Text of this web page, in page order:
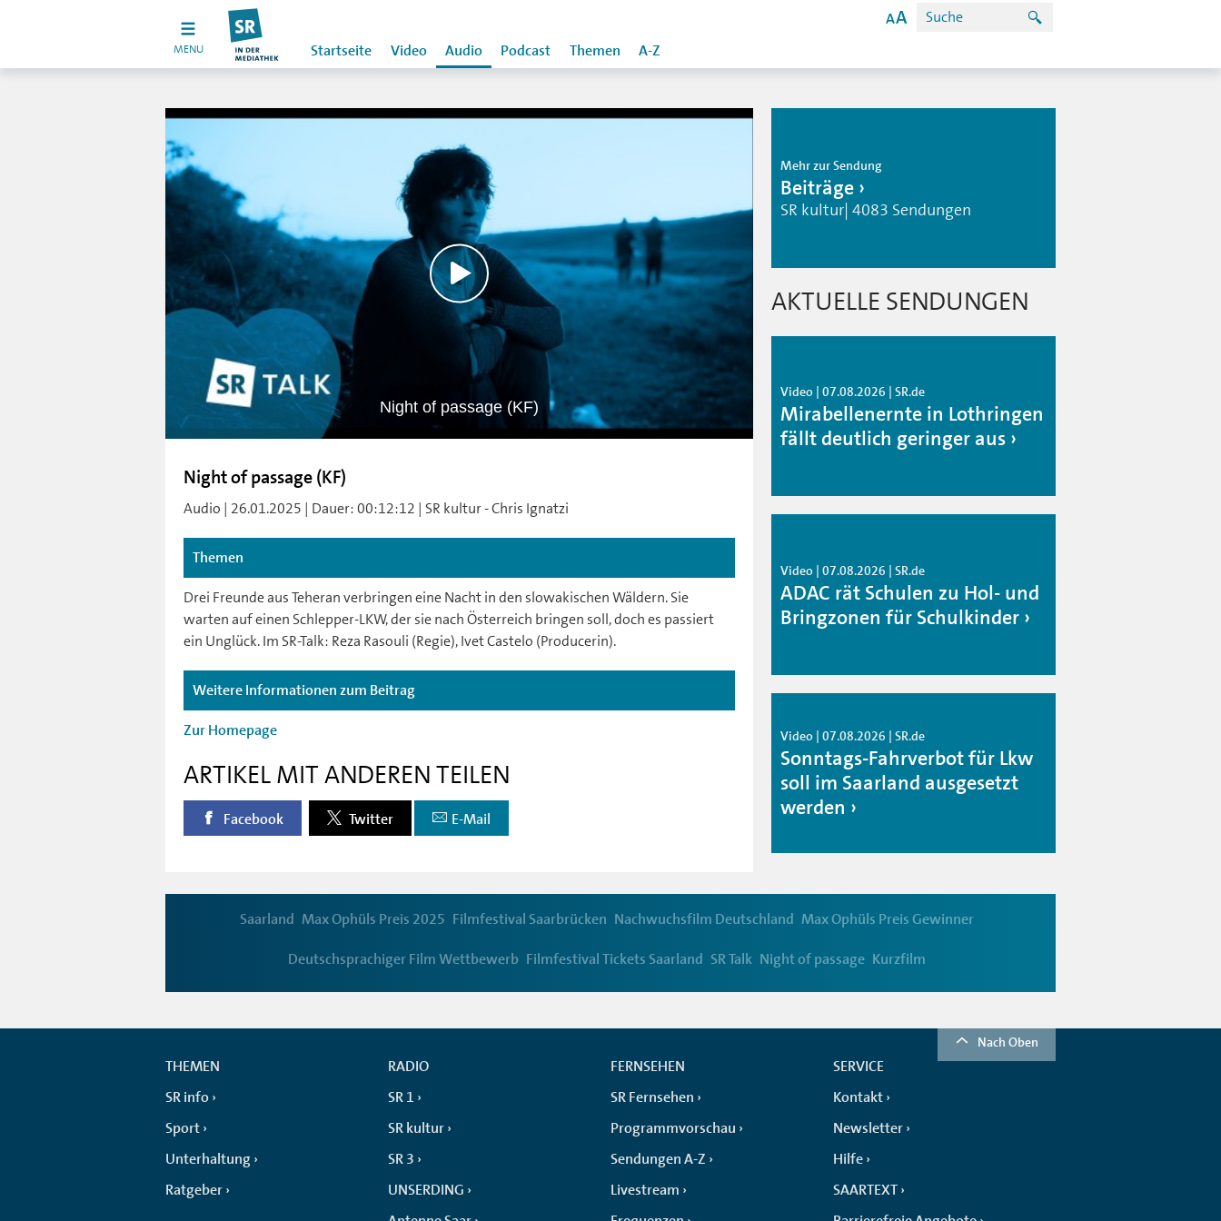
MENU Startseite Video Audio Podcast Themen A-Z
Night of passage (KF)
Night of passage (KF)
Audio | 26.01.2025 | Dauer: 00:12:12 | SR kultur - Chris Ignatzi
Themen
Drei Freunde aus Teheran verbringen eine Nacht in den slowakischen Wäldern. Sie
warten auf einen Schlepper-LKW, der sie nach Österreich bringen soll, doch es passiert
ein Unglück. Im SR-Talk: Reza Rasouli (Regie), Ivet Castelo (Producerin).
Weitere Informationen zum Beitrag
Zur Homepage
ARTIKEL MIT ANDEREN TEILEN
Facebook Twitter E-Mail
Mehr zur Sendung
Beiträge
SR kultur| 4083 Sendungen
AKTUELLE SENDUNGEN
Video | 07.08.2026 | SR.de
Mirabellenernte in Lothringen
fällt deutlich geringer aus
Video | 07.08.2026 | SR.de
ADAC rät Schulen zu Hol- und
Bringzonen für Schulkinder
Video | 07.08.2026 | SR.de
Sonntags-Fahrverbot für Lkw
soll im Saarland ausgesetzt
werden
Saarland Max Ophüls Preis 2025 Filmfestival Saarbrücken Nachwuchsfilm Deutschland Max Ophüls Preis Gewinner
Deutschsprachiger Film Wettbewerb Filmfestival Tickets Saarland SR Talk Night of passage Kurzfilm
Nach Oben
THEMEN
SR info
Sport
Unterhaltung
Ratgeber
RADIO
SR 1
SR kultur
SR 3
UNSERDING
FERNSEHEN
SR Fernsehen
Programmvorschau
Sendungen A-Z
Livestream
SERVICE
Kontakt
Newsletter
Hilfe
SAARTEXT